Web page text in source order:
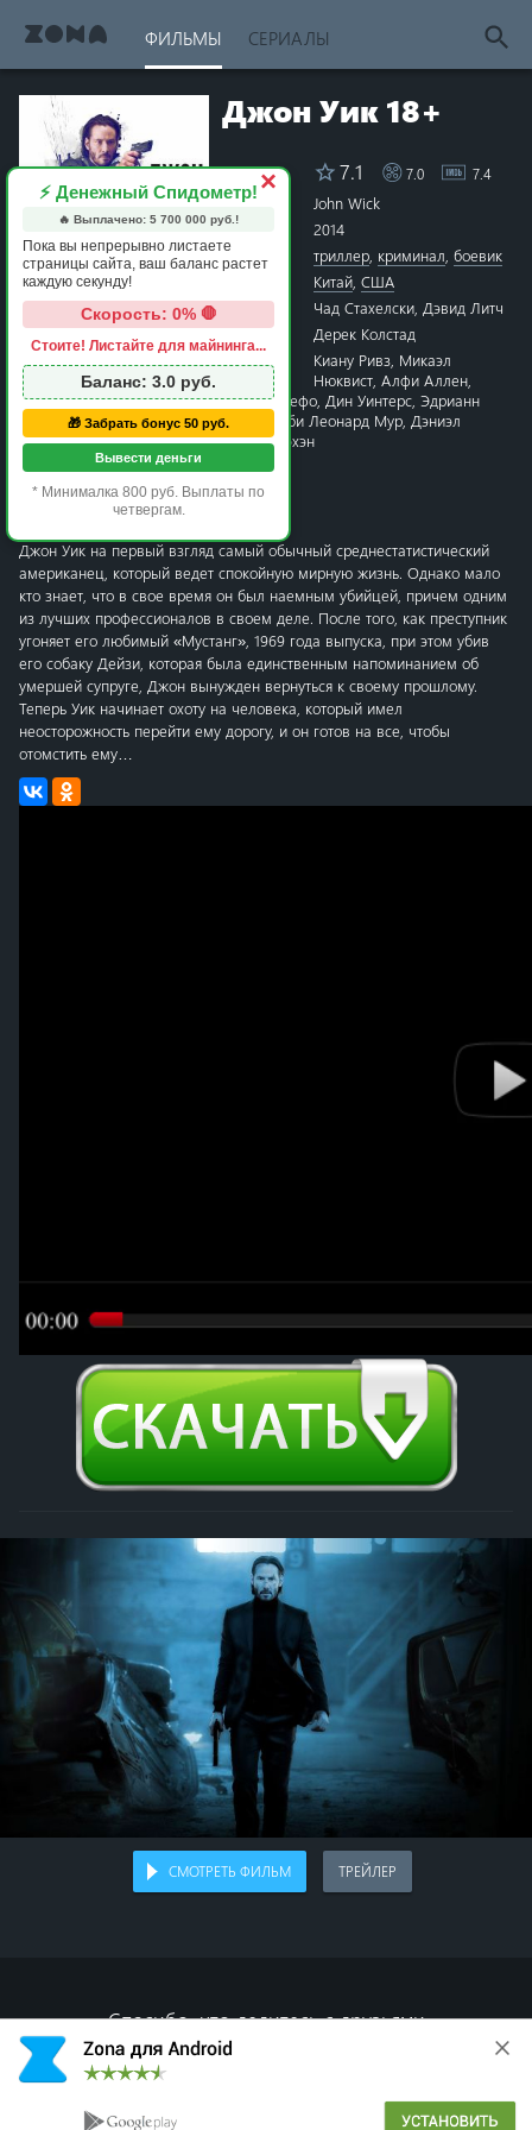
ФИЛЬМЫ СЕРИАЛЫ
10 stars
9 stars
8 stars
7 stars
6 stars
5 stars
4 stars
3 stars
2 stars
1 star
Джон Уик 18+
Рейтинг 7.1 7.0 7.4
Название
John Wick
Год
2014
Жанры
триллер криминал боевик
Китай США
Режиссёр
Чад Стахелски Дэвид Литч
Сценарий
Дерек Колстад
Киану Ривз Микаэл
Нюквист Алфи Аллен
Уиллем Дефо Дин Уинтерс Эдрианн
Палики,Омер Барнеа Тоби Леонард Мур Дэниэл
Бернхард,Бриджет Мойнэхэн
Время
1 час 42 минуты
Премьера
19 сентября 2014 в мире
1 января 2015 в России
Джон Уик на первый взгляд самый обычный среднестатистический
американец, который ведет спокойную мирную жизнь. Однако мало
кто знает, что в свое время он был наемным убийцей, причем одним
из лучших профессионалов в своем деле. После того, как преступник
угоняет его любимый «Мустанг», 1969 года выпуска, при этом убив
его собаку Дейзи, которая была единственным напоминанием об
умершей супруге, Джон вынужден вернуться к своему прошлому.
Теперь Уик начинает охоту на человека, который имел
неосторожность перейти ему дорогу, и он готов на все, чтобы
отомстить ему…
СМОТРЕТЬ ФИЛЬМ ТРЕЙЛЕР
Спасибо, что делитесь с друзьями
×
⚡ Денежный Спидометр!
🔥 Выплачено: 5 700 000 руб.!
Пока вы непрерывно листаете
страницы сайта, ваш баланс растет
каждую секунду!
Скорость: 0% 🛑
Стоите! Листайте для майнинга...
Баланс: 3.0 руб.
🎁 Забрать бонус 50 руб.
Вывести деньги
* Минималка 800 руб. Выплаты по
четвергам.